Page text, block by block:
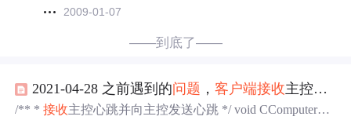
2009-01-07
——到底了——
2021-04-28 之前遇到的问题 ，客户端接收主控广播
/** *接收主控心跳并向主控发送心跳 */ void CComputerCli